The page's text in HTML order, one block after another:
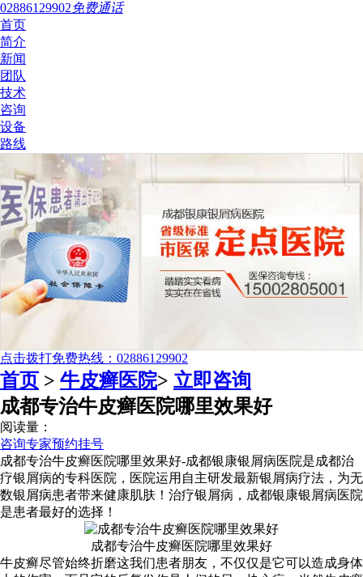
02886129902免费通话
首页
简介
新闻
团队
技术
咨询
设备
路线
点击拨打免费热线：02886129902
首页 > 牛皮癣医院> 立即咨询
成都专治牛皮癣医院哪里效果好
阅读量：
咨询专家预约挂号
成都专治牛皮癣医院哪里效果好-成都银康银屑病医院是成都治
疗银屑病的专科医院，医院运用自主研发最新银屑病疗法，为无
数银屑病患者带来健康肌肤！治疗银屑病，成都银康银屑病医院
是患者最好的选择！
成都专治牛皮癣医院哪里效果好
牛皮癣尽管始终折磨这我们患者朋友，不仅仅是它可以造成身体